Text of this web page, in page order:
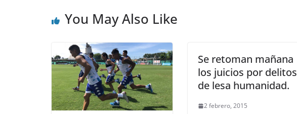
You May Also Like
Se retoman mañana
los juicios por delitos
de lesa humanidad.
2 febrero, 2015